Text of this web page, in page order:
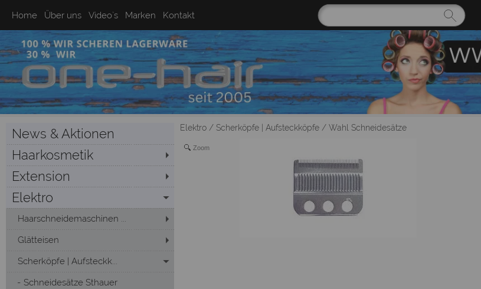
Home Über uns Video`s Marken Kontakt
News & Aktionen
Haarkosmetik
Extension
Elektro
Haarschneidemaschinen ...
Glätteisen
Scherköpfe | Aufsteckk...
Schneidesätze Sthauer
Elektro / Scherköpfe | Aufsteckköpfe / Wahl Schneidesätze
Zoom